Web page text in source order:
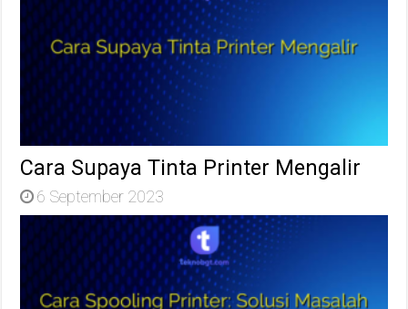
Cara Supaya Tinta Printer Mengalir
6 September 2023